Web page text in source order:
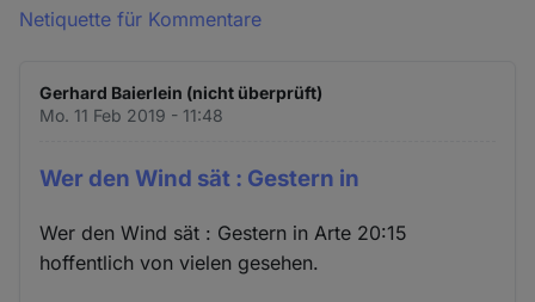
Netiquette für Kommentare
Gerhard Baierlein (nicht überprüft)
Mo. 11 Feb 2019 - 11:48
Wer den Wind sät : Gestern in
Wer den Wind sät : Gestern in Arte 20:15
hoffentlich von vielen gesehen.